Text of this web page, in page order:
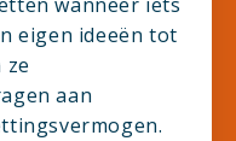
eigen ideeën tot
ze
aan